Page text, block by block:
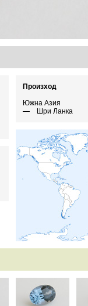
Произход
Южна Азия
Шри Ланка